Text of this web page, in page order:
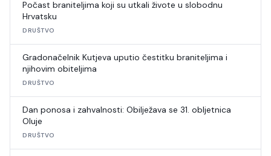
Počast braniteljima koji su utkali živote u slobodnu
Hrvatsku
DRUŠTVO
Gradonačelnik Kutjeva uputio čestitku braniteljima i
njihovim obiteljima
DRUŠTVO
Dan ponosa i zahvalnosti: Obilježava se 31. obljetnica
Oluje
DRUŠTVO